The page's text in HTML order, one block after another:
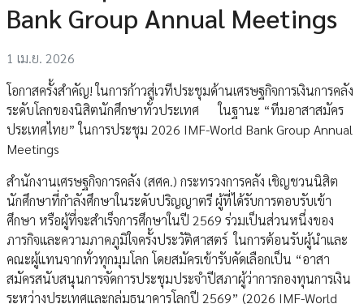
Bank Group Annual Meetings
1 เม.ย. 2026
โอกาสครั้งสำคัญ! ในการก้าวสู่เวทีประชุมด้านเศรษฐกิจการเงินการคลัง
ระดับโลกของนิสิตนักศึกษาทั่วประเทศ ในฐานะ “ทีมอาสาสมัคร
ประเทศไทย” ในการประชุม 2026 IMF-World Bank Group Annual
Meetings
สำนักงานเศรษฐกิจการคลัง (สศค.) กระทรวงการคลัง เชิญชวนนิสิต
นักศึกษาที่กำลังศึกษาในระดับปริญญาตรี ผู้ที่ได้รับการตอบรับเข้า
ศึกษา หรือผู้ที่จะสำเร็จการศึกษาในปี 2569 ร่วมเป็นส่วนหนึ่งของ
ภารกิจและความภาคภูมิใจครั้งประวัติศาสตร์ ในการต้อนรับผู้นำและ
คณะผู้แทนจากทั่วทุกมุมโลก โดยสมัครเข้ารับคัดเลือกเป็น “อาสา
สมัครสนับสนุนการจัดการประชุมประจำปีสภาผู้ว่าการกองทุนการเงิน
ระหว่างประเทศและกลุ่มธนาคารโลกปี 2569” (2026 IMF-World